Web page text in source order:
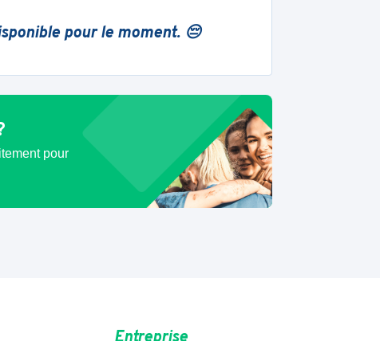
pour le moment. 😔
pour